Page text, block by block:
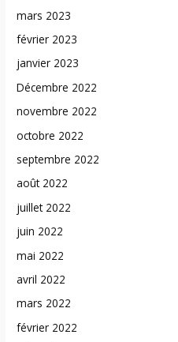
mars 2023
février 2023
janvier 2023
Décembre 2022
novembre 2022
octobre 2022
septembre 2022
août 2022
juillet 2022
juin 2022
mai 2022
avril 2022
mars 2022
février 2022